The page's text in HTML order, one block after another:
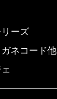
ーズ
ネコード他